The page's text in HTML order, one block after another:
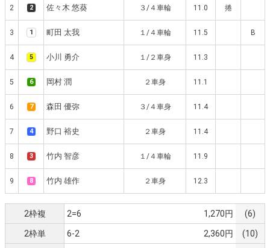
2 2 佐々木 悠葵 ３/４車輪 11.0 捲
3 1 町田 太我 １/４車輪 11.5 B
4 5 小川 勇介 １/２車身 11.3
5 6 岡村 潤 ２車身 11.1
6 7 森田 優弥 ３/４車身 11.4
7 4 野口 裕史 ２車身 11.4
8 3 竹内 智彦 １/４車輪 11.9
9 8 竹内 雄作 ２車身 12.3
2枠複 2=6 1,270円 (6)
2枠単 6-2 2,360円 (10)